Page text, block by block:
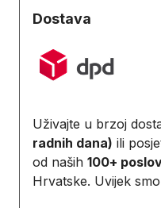
Dostava
Uživajte u brzoj
radnih dana) ili
od naših 100+
Hrvatske. Uvijek